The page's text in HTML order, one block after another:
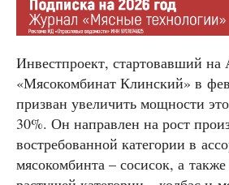
Инвестпроект, стартовавший
«Мясокомбинат Клинский» в
призван увеличить мощности
30%. Он направлен на рост
востребованной категории в
мясокомбинта – сосисок, а